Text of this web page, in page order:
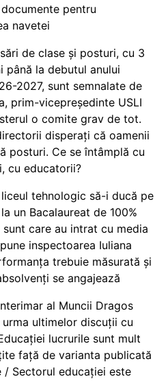
pentru
navetei
de clase și posturi, cu 3
până la debutul anului
2027, sunt semnalate de
prim-vicepreședinte USLI
o comite grav de tot.
disperați că oamenii
posturi. Ce se întâmplă cu
cu educatorii?
tehnologic să-i ducă pe
un Bacalaureat de 100%
care au intrat cu media
inspectoarea Iuliana
trebuie măsurată și
se angajează
al Muncii Dragos
urma ultimelor discuții cu
lucrurile sunt mult
față de varianta publicată
/ Sectorul educației este